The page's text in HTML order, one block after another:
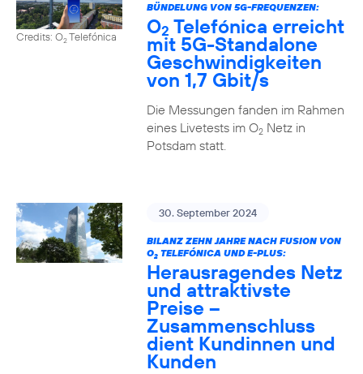
Credits: O2Telefónica
BÜNDELUNG VON 5G-FREQUENZEN:
O2 Telefónica erreicht
mit 5G-Standalone
Geschwindigkeiten
von 1,7 Gbit/s
Die Messungen fanden im Rahmen
eines Livetests im O2Netz in
Potsdam statt.
30. September 2024
BILANZ ZEHN JAHRE NACH FUSION VON
O2TELEFÓNICA UND E-PLUS:
Herausragendes Netz
und attraktivste
Preise –
Zusammenschluss
dient Kundinnen und
Kunden